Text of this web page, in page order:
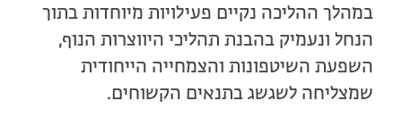
במהלך ההליכה נקיים פעילויות מיוחדות בתוך
הנחל ונעמיק בהבנת תהליכי היווצרות הנוף,
השפעת השיטפונות והצמחייה הייחודית
שמצליחה לשגשג בתנאים הקשוחים.